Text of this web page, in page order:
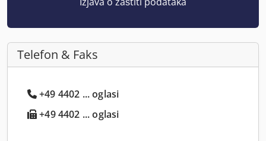
Telefon & Faks
+49 4402 ... oglasi
+49 4402 ... oglasi